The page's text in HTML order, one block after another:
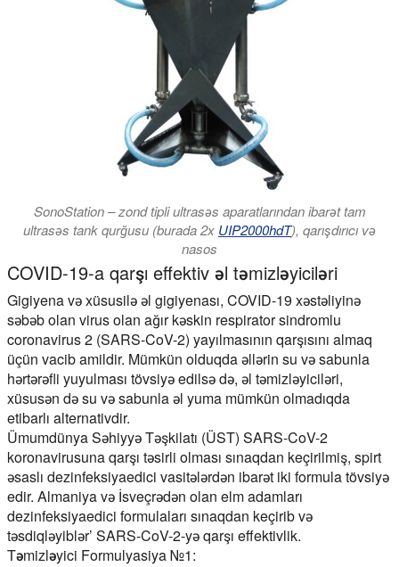
SonoStation – zond tipli ultrasəs aparatlarından ibarət tam
ultrasəs tank qurğusu (burada 2x UIP2000hdT), qarışdırıcı və
nasos
COVID-19-a qarşı effektiv əl təmizləyiciləri
Gigiyena və xüsusilə əl gigiyenası, COVID-19 xəstəliyinə
səbəb olan virus olan ağır kəskin respirator sindromlu
coronavirus 2 (SARS-CoV-2) yayılmasının qarşısını almaq
üçün vacib amildir. Mümkün olduqda əllərin su və sabunla
hərtərəfli yuyulması tövsiyə edilsə də, əl təmizləyiciləri,
xüsusən də su və sabunla əl yuma mümkün olmadıqda
etibarlı alternativdir.
Ümumdünya Səhiyyə Təşkilatı (ÜST) SARS-CoV-2
koronavirusuna qarşı təsirli olması sınaqdan keçirilmiş, spirt
əsaslı dezinfeksiyaedici vasitələrdən ibarət iki formula tövsiyə
edir. Almaniya və İsveçrədən olan elm adamları
dezinfeksiyaedici formulaları sınaqdan keçirib və
təsdiqləyiblər’ SARS-CoV-2-yə qarşı effektivlik.
Təmizləyici Formulyasiya №1: